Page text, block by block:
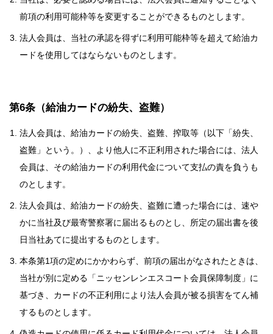
前項の利用可能枠等を変更することができるものとします。
法人会員は、当社の承認を得ずに利用可能枠等を超えて給油カ
ードを使用してはならないものとします。
第6条（給油カードの紛失、盗難）
法人会員は、給油カードの紛失、盗難、搾取等（以下「紛失、
盗難」という。）、より他人に不正利用された場合には、法人
会員は、その給油カードの利用代金について支払の責を負うも
のとします。
法人会員は、給油カードの紛失、盗難に遭った場合には、速や
かに当社及び最寄警察署に届出るものとし、所定の届出書を後
日当社あてに提出するものとします。
本条第1項の定めにかかわらず、前項の届出がなされたときは、
当社が別に定める「ニッセンレンエスコート会員保障制度」に
基づき、カードの不正利用により法人会員が被る損害をてん補
するものとします。